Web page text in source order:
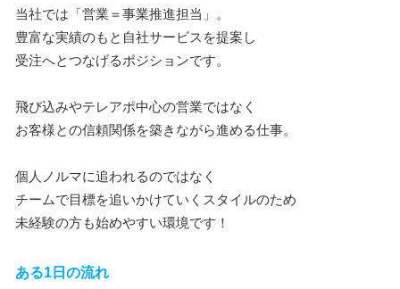
当社では「営業＝事業推進担当」。
豊富な実績のもと自社サービスを提案し
受注へとつなげるポジションです。
飛び込みやテレアポ中心の営業ではなく
お客様との信頼関係を築きながら進める仕事。
個人ノルマに追われるのではなく
チームで目標を追いかけていくスタイルのため
未経験の方も始めやすい環境です！
ある1日の流れ